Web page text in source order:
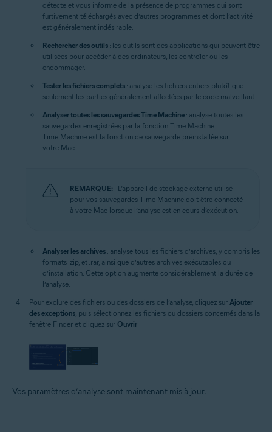
détecte et vous informe de la présence de programmes qui sont
furtivement téléchargés avec d’autres programmes et dont l’activité
est généralement indésirable.
Rechercher des outils : les outils sont des applications qui peuvent être
utilisées pour accéder à des ordinateurs, les contrôler ou les
endommager.
Tester les fichiers complets : analyse les fichiers entiers plutôt que
seulement les parties généralement affectées par le code malveillant.
Analyser toutes les sauvegardes Time Machine : analyse toutes les
sauvegardes enregistrées par la fonction Time Machine.
Time Machine est la fonction de sauvegarde préinstallée sur
votre Mac.
REMARQUE:
L’appareil de stockage externe utilisé
pour vos sauvegardes Time Machine doit être connecté
à votre Mac lorsque l’analyse est en cours d’exécution.
Analyser les archives : analyse tous les fichiers d’archives, y compris les
formats .zip, et .rar, ainsi que d’autres archives exécutables ou
d’installation. Cette option augmente considérablement la durée de
l’analyse.
Pour exclure des fichiers ou des dossiers de l’analyse, cliquez sur Ajouter
des exceptions, puis sélectionnez les fichiers ou dossiers concernés dans la
fenêtre Finder et cliquez sur Ouvrir.
Vos paramètres d’analyse sont maintenant mis à jour.